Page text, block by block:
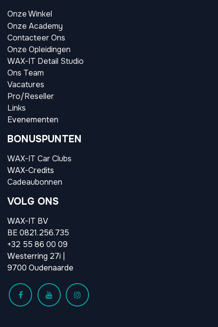
Onze Winkel
Onze Academy
Contacteer Ons
Onze Opleidingen
WAX-IT Detail Studio
Ons Team
Vacatures
Pro/Reseller
Links
Evenementen
BONUSPUNTEN
WAX-IT Car Clubs
WAX-Credits
Cadeaubonnen
VOLG ONS
WAX-IT BV
BE 0821.256.735
+32 55 86 00 09
Westerring 27i |
9700 Oudenaarde